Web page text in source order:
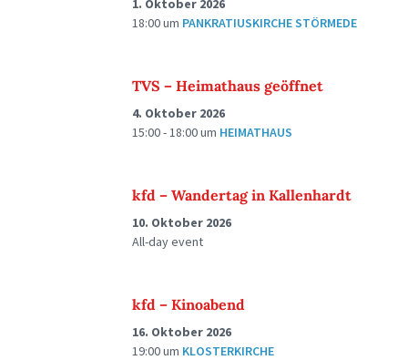
1. Oktober 2026
18:00um PANKRATIUSKIRCHE STÖRMEDE
TVS – Heimathaus geöffnet
4. Oktober 2026
15:00 - 18:00um HEIMATHAUS
kfd – Wandertag in Kallenhardt
10. Oktober 2026
All-day event
kfd – Kinoabend
16. Oktober 2026
19:00um KLOSTERKIRCHE